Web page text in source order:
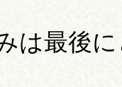
は最後